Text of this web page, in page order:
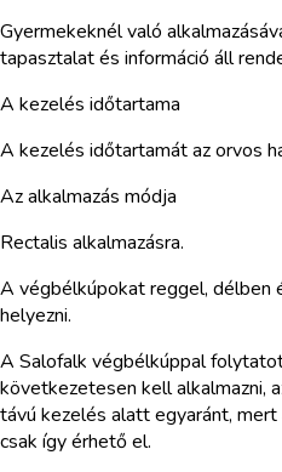
Gyermekeknél való
tapasztalat és információ áll
A kezelés időtartama
A kezelés időtartamát az orvos
Az alkalmazás módja
Rectalis alkalmazásra.
A végbélkúpokat reggel, délben
helyezni.
A Salofalk végbélkúppal
következetesen kell alkalmazni,
távú kezelés alatt egyaránt,
csak így érhető el.